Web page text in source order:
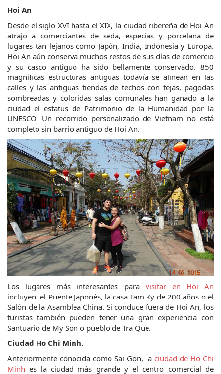
Hoi An
Desde el siglo XVI hasta el XIX, la ciudad ribereña de Hoi An
atrajo a comerciantes de seda, especias y porcelana de
lugares tan lejanos como Japón, India, Indonesia y Europa.
Hoi An aún conserva muchos restos de sus días de comercio
y su casco antiguo ha sido bellamente conservado. 850
magníficas estructuras antiguas todavía se alinean en las
calles y las antiguas tiendas de techos con tejas, pagodas
sombreadas y coloridas salas comunales han ganado a la
ciudad el estatus de Patrimonio de la Humanidad por la
UNESCO. Un recorrido personalizado de Vietnam no está
completo sin barrio antiguo de Hoi An.
Los lugares más interesantes para visitar en Hoi An
incluyen: el Puente Japonés, la casa Tam Ky de 200 años o el
Salón de la Asamblea China. Si conduce fuera de Hoi An, los
turistas también pueden tener una gran experiencia con
Santuario de My Son o pueblo de Tra Que.
Ciudad Ho Chi Minh.
Anteriormente conocida como Sai Gon, la ciudad de Ho Chi
Minh es la ciudad más grande y el centro comercial de